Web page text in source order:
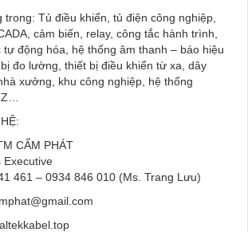
Tủ điều khiển, tủ điện công nghiệp,
cảm biến, relay, công tắc hành trình,
tự động hóa, hệ thống âm thanh – báo hiệu
đo lường, thiết bị điều khiển từ xa, dây
xưởng, khu công nghiệp, hệ thống
CẨM PHÁT
Executive
461 – 0934 846 010 (Ms. Trang Lưu)